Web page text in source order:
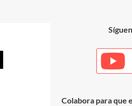
Colabora para que